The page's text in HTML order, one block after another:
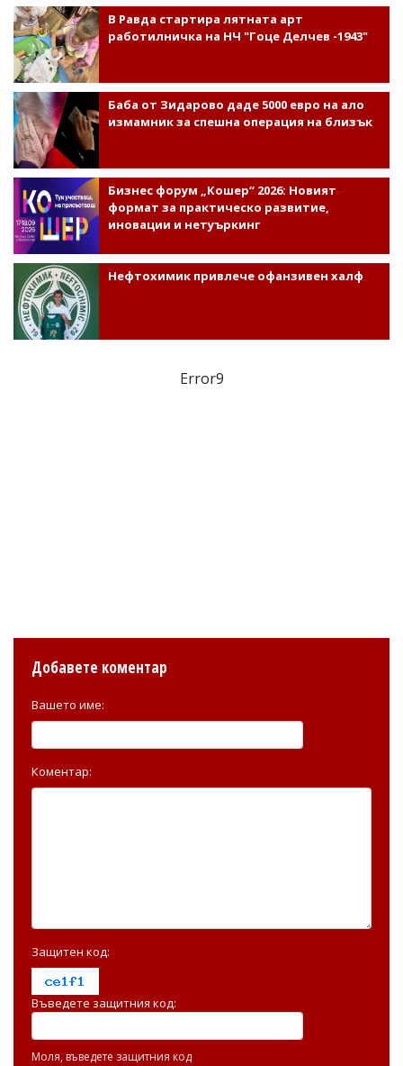
В Равда стартира лятната арт
работилничка на НЧ "Гоце Делчев -1943"
Баба от Зидарово даде 5000 евро на ало
измамник за спешна операция на близък
Бизнес форум „Кошер“ 2026: Новият
формат за практическо развитие,
иновации и нетуъркинг
Нефтохимик привлече офанзивен халф
Error9
Добавете коментар
Вашето име:
Коментар:
Защитен код:
Въведете защитния код:
Моля, въведете защитния код